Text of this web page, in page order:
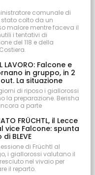
comunale di
stato colto da un
malore mentre faceva il
i tentativi di
del 118 e della
LAVORO: Falcone e
in gruppo, in 2
La situazione
di riposo i giallorossi
la preparazione. Berisha
a parte
FRÜCHTL, il Lecce
vice Falcone: spunta
BLEVE
di Früchtl al
i giallorossi valutano il
nel vivaio per
il reparto.